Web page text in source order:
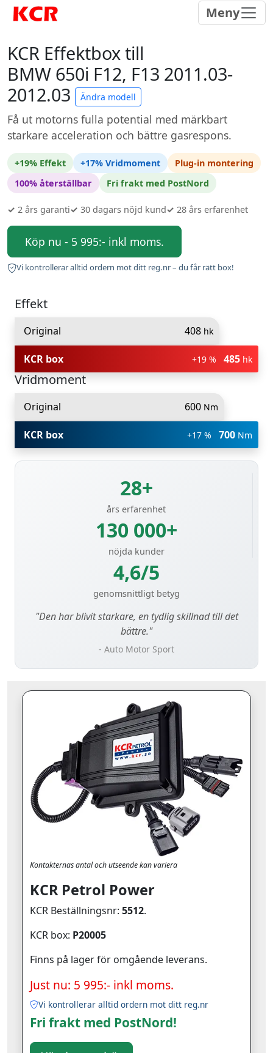
Meny
KCR Effektbox till
BMW 650i F12, F13 2011.03-
2012.03
Ändra modell
Få ut motorns fulla potential med märkbart
starkare acceleration och bättre gasrespons.
+19% Effekt +17% Vridmoment
Plug-in montering
100% återställbar
Fri frakt med PostNord
✓ 2 års garanti✓ 30 dagars nöjd kund✓ 28 års erfarenhet
Köp nu - 5 995:- inkl moms.
Vi kontrollerar alltid ordern mot ditt reg.nr – du får rätt box!
Effekt
Original 408 hk
KCR box +19 % 485 hk
Vridmoment
Original 600 Nm
KCR box +17 % 700 Nm
28+
års erfarenhet
130 000+
nöjda kunder
4,6/5
genomsnittligt betyg
"Den har blivit starkare, en tydlig skillnad till det
bättre."
- Auto Motor Sport
Kontakternas antal och utseende kan variera
KCR Petrol Power
KCR Beställningsnr: 5512.
KCR box: P20005
Finns på lager för omgående leverans.
Just nu: 5 995:- inkl moms.
Vi kontrollerar alltid ordern mot ditt reg.nr
Fri frakt med PostNord!